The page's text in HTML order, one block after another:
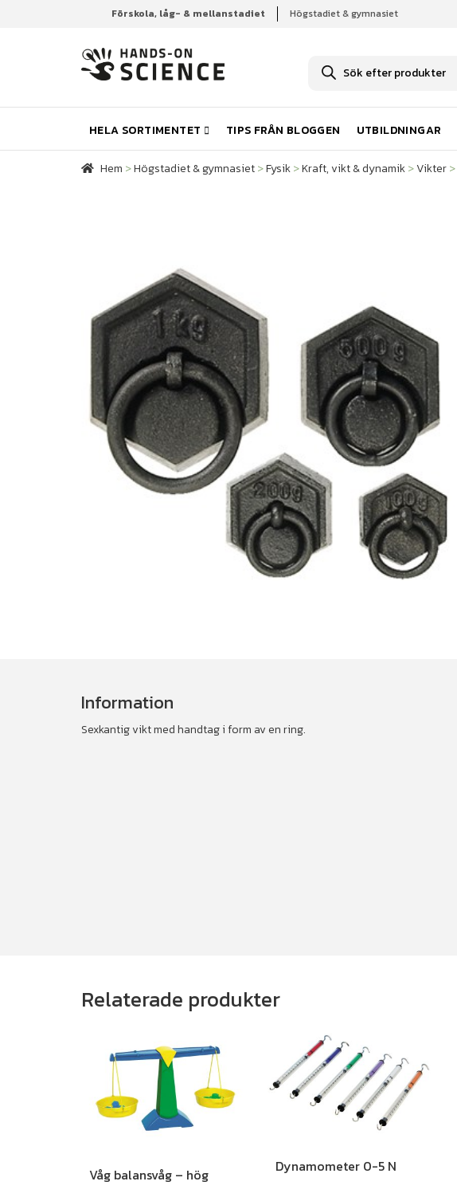
Förskola, låg- & mellanstadiet Högstadiet & gymnasiet
u
k
t
s
ö
k
HELA SORTIMENTET TIPS FRÅN BLOGGEN UTBILDNINGAR
Hem Högstadiet & gymnasiet Fysik Kraft, vikt & dynamik
Hem >Högstadiet & gymnasiet>Fysik>Kraft, vikt & dynamik>Vikter>
Information
Sexkantig vikt med handtag i form av en ring.
Relaterade produkter
Våg balansvåg – hög Dynamometer 0-5 N